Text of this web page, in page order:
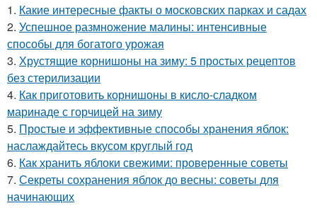
1. Какие интересные факты о московских парках и садах
2. Успешное размножение малины: интенсивные
способы для богатого урожая
3. Хрустящие корнишоны на зиму: 5 простых рецептов
без стерилизации
4. Как приготовить корнишоны в кисло-сладком
маринаде с горчицей на зиму
5. Простые и эффективные способы хранения яблок:
наслаждайтесь вкусом круглый год
6. Как хранить яблоки свежими: проверенные советы
7. Секреты сохранения яблок до весны: советы для
начинающих